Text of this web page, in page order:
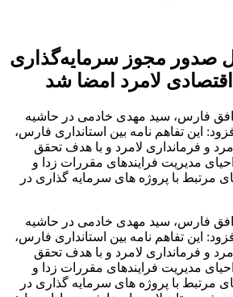
صدور مجوز سرمایه‌گذاری
لامرد امضا شد
افق فارس، سید مهدی خادمی در حاشیه
این تفاهم نامه بین استانداری فارس،
و فرمانداری لامرد و با هدف تحقق
مدیریت فرایندهای مقررات زدا و
مرتبط با پروژه های سرمایه گذاری در
افق فارس، سید مهدی خادمی در حاشیه
این تفاهم نامه بین استانداری فارس،
و فرمانداری لامرد و با هدف تحقق
مدیریت فرایندهای مقررات زدا و
مرتبط با پروژه های سرمایه گذاری در